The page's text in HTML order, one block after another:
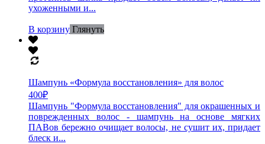
ухоженными и...
В корзину Глянуть
Шампунь «Формула восстановления» для волос
400₽
Шампунь "Формула восстановления" для окрашенных и
поврежденных волос - шампунь на основе мягких
ПАВов бережно очищает волосы, не сушит их, придает
блеск и...